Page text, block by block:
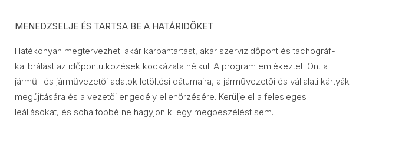
MENEDZSELJE ÉS TARTSA BE A HATÁRIDŐKET
Hatékonyan megtervezheti akár karbantartást, akár szervizidőpont és tachográf-
kalibrálást az időpontütközések kockázata nélkül. A program emlékezteti Önt a
jármű- és járművezetői adatok letöltési dátumaira, a járművezetői és vállalati kártyák
megújítására és a vezetői engedély ellenőrzésére. Kerülje el a felesleges
leállásokat, és soha többé ne hagyjon ki egy megbeszélést sem.